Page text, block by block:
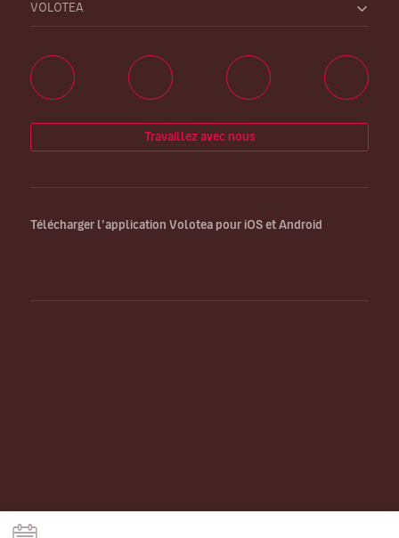
VOLOTEA
Travaillez avec nous
Télécharger l’application Volotea pour iOS et Android